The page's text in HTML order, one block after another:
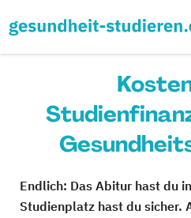
Endlich: Das Abitur hast du
Studienplatz hast du sicher.